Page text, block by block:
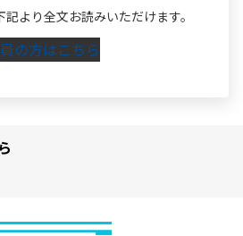
より全文お読みいただけます。
の方はこちら